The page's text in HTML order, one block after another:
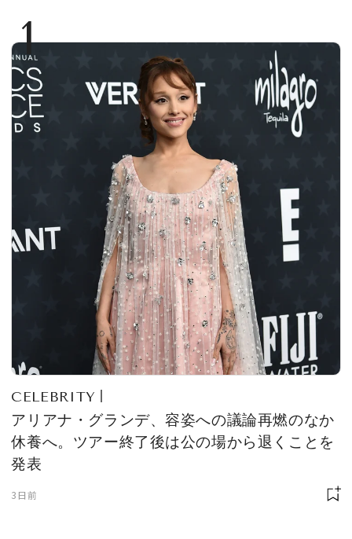
1
CELEBRITY
アリアナ・グランデ、容姿への議論再燃のなか
休養へ。ツアー終了後は公の場から退くことを
発表
3日前